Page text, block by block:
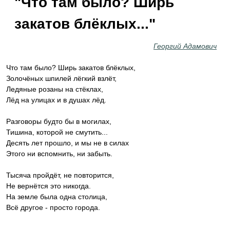
закатов блёклых..."
Георгий Адамович
Что там было? Ширь закатов блёклых,
Золочёных шпилей лёгкий взлёт,
Ледяные розаны на стёклах,
Лёд на улицах и в душах лёд.
Разговоры будто бы в могилах,
Тишина, которой не смутить...
Десять лет прошло, и мы не в силах
Этого ни вспомнить, ни забыть.
Тысяча пройдёт, не повторится,
Не вернётся это никогда.
На земле была одна столица,
Всё другое - просто города.